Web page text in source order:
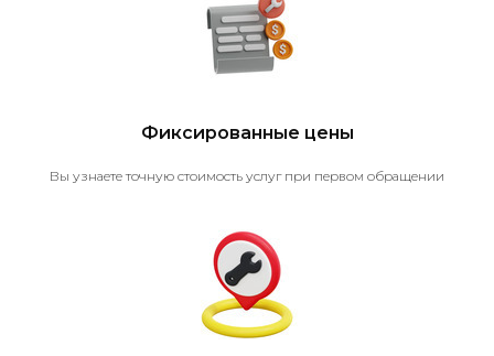
Фиксированные цены
Вы узнаете точную стоимость услуг при первом обращении